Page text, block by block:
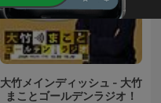
大竹メインディッシュ - 大竹
まことゴールデンラジオ！